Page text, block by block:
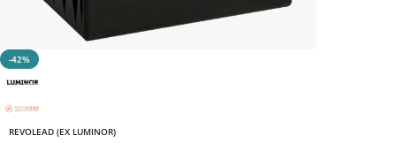
-42%
REVOLEAD (EX LUMINOR)